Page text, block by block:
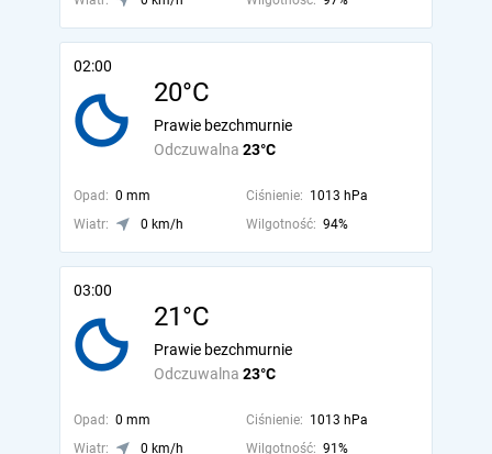
02:00
20°C
Odczuwalna 23°C
Prawie bezchmurnie
Opad: 0 mm Ciśnienie: 1013 hPa
Wiatr:
0 km/h Wilgotność: 94%
03:00
21°C
Odczuwalna 23°C
Prawie bezchmurnie
Opad: 0 mm Ciśnienie: 1013 hPa
Wiatr:
0 km/h Wilgotność: 91%